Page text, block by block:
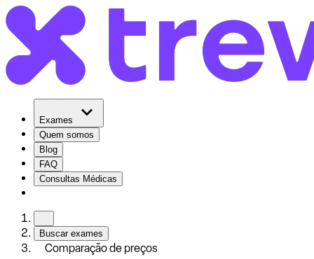
Exames
Quem somos
Blog
FAQ
Consultas Médicas
Buscar exames
Comparação de preços